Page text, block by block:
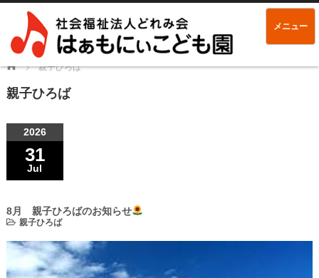
メニュー
Home 親子ひろば
親子ひろば
2026
31
Jul
8月 親子ひろばのお知らせ
親子ひろば